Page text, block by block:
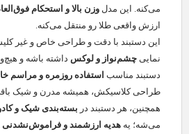
می‌کنه. این مدل وزن بالا و استحکام
ارزش واقعی طلا رو منتقل می‌کنه.
این دستبند با دقت و طراحی خاص و غیر
نمایی چشم‌نواز و لوکس داشته باشه و
دستبند مناسب استفاده روزمره و مراسم
طراحی کلاسیکش، همیشه مدرن و شیک
همچنین، هر دستبند در بسته‌بندی شیک و
می‌شه؛ یه هدیه ارزشمند و فراموش‌نشدنی